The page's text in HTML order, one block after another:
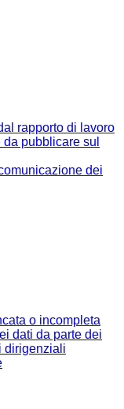
rapporto di lavoro
pubblicare sul
dei
o incompleta
dati da parte dei
dirigenziali